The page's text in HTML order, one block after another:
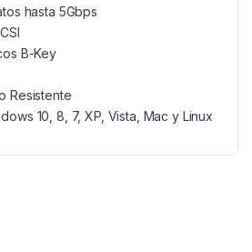
hasta 5Gbps
B-Key
Resistente
10, 8, 7, XP, Vista, Mac y Linux